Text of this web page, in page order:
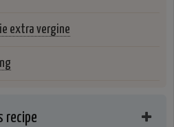
extra vergine
recipe